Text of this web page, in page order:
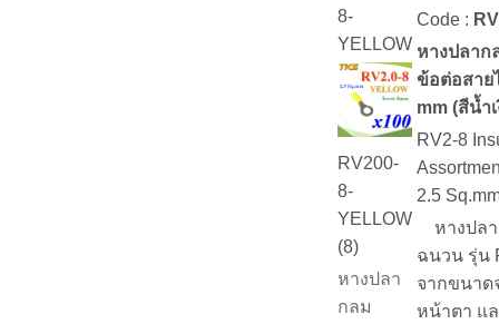
8-
YELLOW
RV200-
8-
YELLOW
(8)
หางปลา
กลม
Code :
หางปลาก
ข้อต่อสาย
mm (สีน้ำ
RV2-8
2.5
หางปลา
ฉนวน รุ่น
จากขนาด
หน้าตา แ